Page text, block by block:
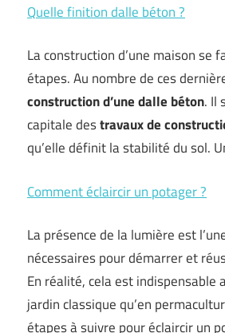
Quelle finition dalle béton ?
La construction d’une maison se
étapes. Au nombre de ces
construction d’une dalle béton. Il
capitale destravaux de
qu’elle définit la stabilité du sol.
Comment éclaircir un potager ?
La présence de la lumière est
nécessaires pour démarrer et
En réalité, cela est indispensable
jardin classique qu’en
étapes à suivre pour éclaircir un